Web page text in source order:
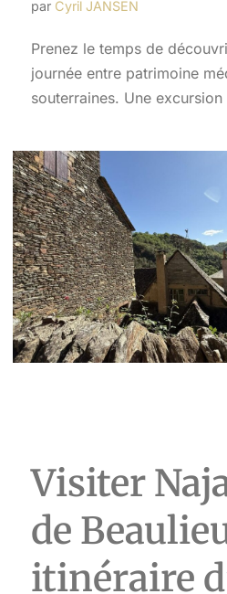
par Cyril JANSEN
Prenez le temps de
journée entre patrimoine
souterraines. Une
Visiter
de
itinéraire